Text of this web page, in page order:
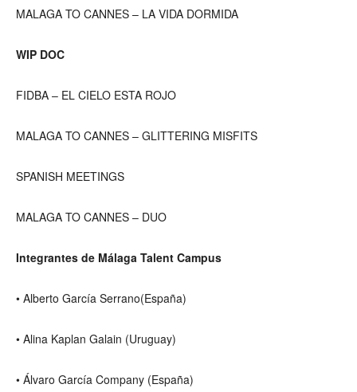
MALAGA TO CANNES – LA VIDA DORMIDA
WIP DOC
FIDBA – EL CIELO ESTA ROJO
MALAGA TO CANNES – GLITTERING MISFITS
SPANISH MEETINGS
MALAGA TO CANNES – DUO
Integrantes de Málaga Talent Campus
• Alberto García Serrano(España)
• Alina Kaplan Galain (Uruguay)
• Álvaro García Company (España)